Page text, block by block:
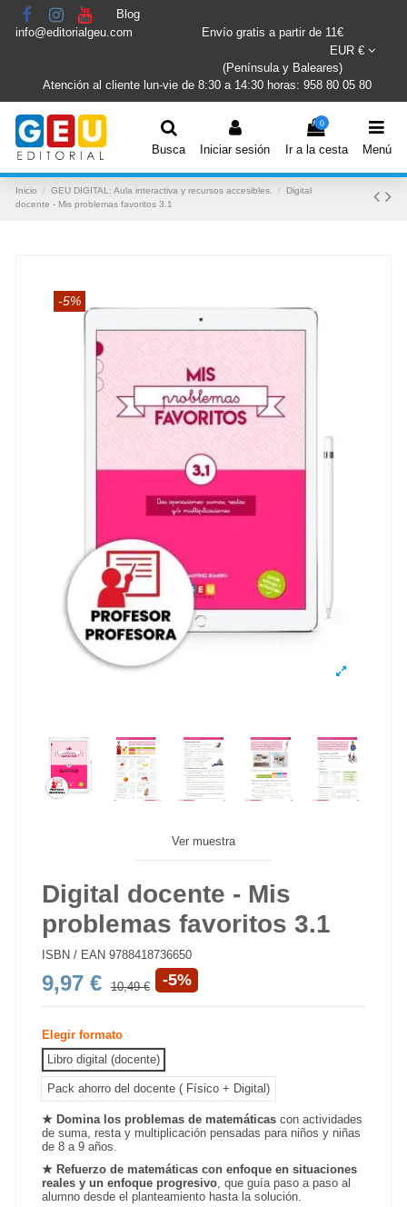
Blog
info@editorialgeu.com
Envío gratis a partir de 11€
EUR €
(Península y Baleares)
Atención al cliente lun-vie de 8:30 a 14:30 horas: 958 80 05 80
Busca Iniciar sesión
0
Ir a la cesta Menú
Inicio GEU DIGITAL: Aula interactiva y recursos accesibles.
Digital
docente - Mis problemas favoritos 3.1
-5%
Ver muestra
Digital docente - Mis
problemas favoritos 3.1
ISBN / EAN 9788418736650
9,97 € 10,49 € -5%
Elegir formato
Libro digital (docente)
Pack ahorro del docente ( Físico + Digital)
★ Domina los problemas de matemáticas con actividades
de suma, resta y multiplicación pensadas para niños y niñas
de 8 a 9 años.
★ Refuerzo de matemáticas con enfoque en situaciones
reales y un enfoque progresivo, que guía paso a paso al
alumno desde el planteamiento hasta la solución.